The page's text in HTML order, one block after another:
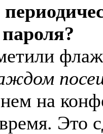
на
Это